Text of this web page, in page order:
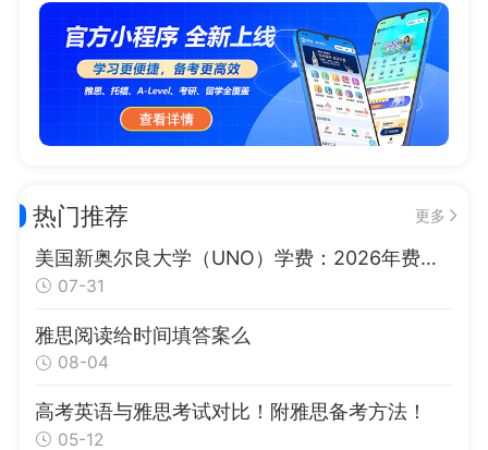
热门推荐 更多
美国新奥尔良大学（UNO）学费：2026年费用详解、奖学金与性价比指南
07-31
雅思阅读给时间填答案么
08-04
高考英语与雅思考试对比！附雅思备考方法！
05-12